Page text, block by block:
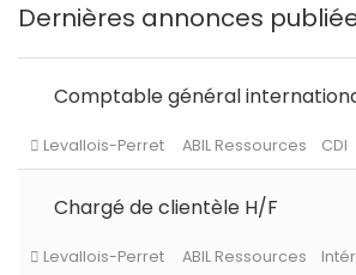
Dernières annonces
Comptable général
Levallois-Perret ABIL Ressources
Chargé de clientèle H/F